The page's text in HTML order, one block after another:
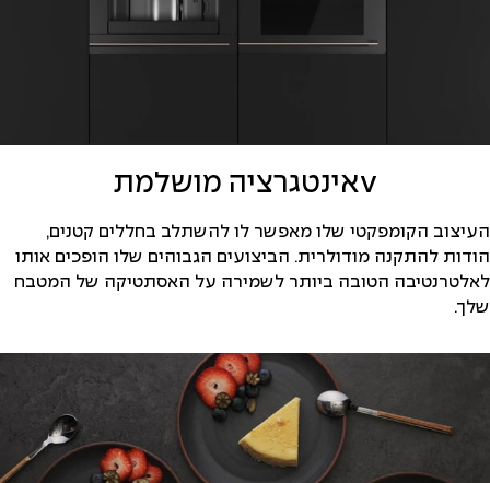
vאינטגרציה מושלמת
העיצוב הקומפקטי שלו מאפשר לו להשתלב בחללים קטנים,
הודות להתקנה מודולרית. הביצועים הגבוהים שלו הופכים אותו
לאלטרנטיבה הטובה ביותר לשמירה על האסתטיקה של המטבח
שלך.